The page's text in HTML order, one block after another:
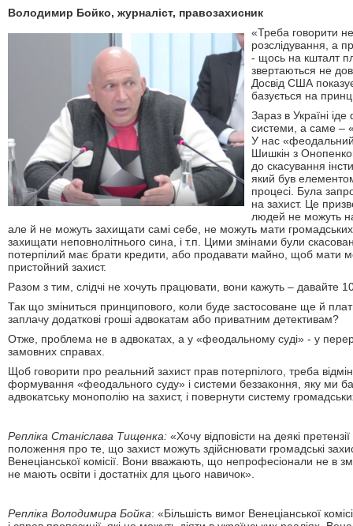
Володимир Бойко, журналіст, правозахисник
«Треба говорити
розслідування, а
- щось на кшталт
звертаються не
Досвід США
базується на
Зараз в Україні
системи, а саме –
У нас
Шишкін з
до скасування
який був
процесі. Була
на захист. Це
людей не можуть
але й не можуть захищати самі себе, не можуть мати
захищати неповнолітнього сина, і т.п. Цими змінами були
потерпілий має брати кредити, або продавати майно, щоб мати
пристойний захист.
Разом з тим, слідчі не хочуть працювати, вони кажуть – давайте
Так що зміниться принципового, коли буде застосоване ще й
заплачу додаткові гроші адвокатам або приватним детективам?
Отже, проблема не в адвокатах, а у «феодальному суді» - у
замовних справах.
Щоб говорити про реальний захист прав потерпілого, треба
формування «феодального суду» і системи беззаконня, яку ми
адвокатську монополію на захист, і повернути систему
Репліка Станіслава Тищенка: «Хочу відповісти на деякі
положення про те, що захист можуть здійснювати громадські
Венеціанської комісії. Вони вважають, що непрофесіонали не в
не мають освіти і достатніх для цього навичок».
Репліка Володимира Бойка: «Більшість вимог Венеціанської